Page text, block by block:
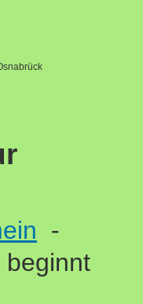
-
beginnt